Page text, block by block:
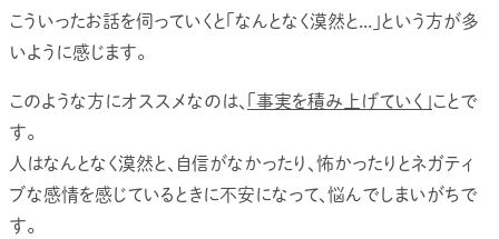
こういったお話を伺っていくと「なんとなく漠然と...」という方が多
いように感じます。
このような方にオススメなのは、 「事実を積み上げていく」ことで
す。
人はなんとなく漠然と、自信がなかったり、怖かったりとネガティ
ブな感情を感じているときに不安になって、悩んでしまいがちで
す。